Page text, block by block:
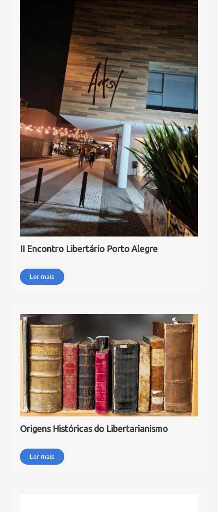
II Encontro Libertário Porto Alegre
Ler mais
Origens Históricas do Libertarianismo
Ler mais